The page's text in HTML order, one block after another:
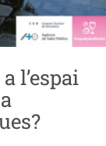
l’espai